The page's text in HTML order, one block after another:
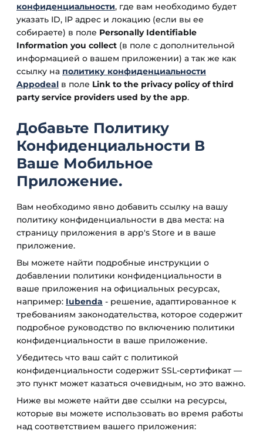
конфиденциальности, где вам необходимо будет
указать ID, IP адрес и локацию (если вы ее
собираете) в поле Personally Identifiable
Information you collect (в поле с дополнительной
информацией о вашем приложении) а так же как
ссылку на политику конфиденциальности
Appodeal в поле Link to the privacy policy of third
party service providers used by the app.
Добавьте Политику
Конфиденциальности В
Ваше Мобильное
Приложение.
Вам необходимо явно добавить ссылку на вашу
политику конфиденциальности в два места: на
страницу приложения в app's Store и в ваше
приложение.
Вы можете найти подробные инструкции о
добавлении политики конфиденциальности в
ваше приложения на официальных ресурсах,
например: Iubenda - решение, адаптированное к
требованиям законодательства, которое содержит
подробное руководство по включению политики
конфиденциальности в ваше приложение.
Убедитесь что ваш сайт с политикой
конфиденциальности содержит SSL-сертификат —
это пункт может казаться очевидным, но это важно.
Ниже вы можете найти две ссылки на ресурсы,
которые вы можете использовать во время работы
над соответствием вашего приложения: